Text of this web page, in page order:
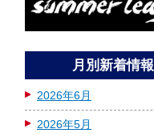
月別新着情報
2026年6月
2026年5月